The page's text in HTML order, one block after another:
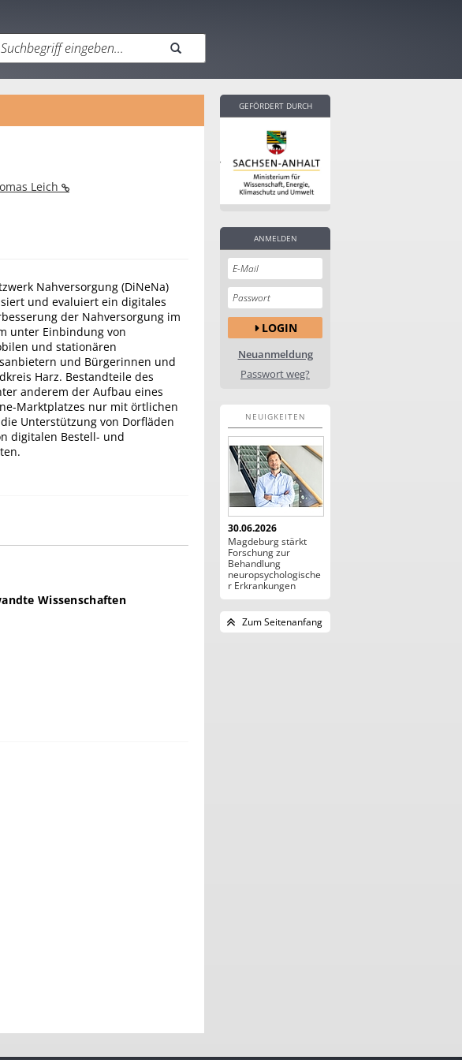
Leich
Nahversorgung (DiNeNa)
und evaluiert ein digitales
der Nahversorgung im
unter Einbindung von
und stationären
und Bürgerinnen und
Harz. Bestandteile des
anderem der Aufbau eines
Marktplatzes nur mit örtlichen
Unterstützung von Dorfläden
digitalen Bestell- und
Wissenschaften
GEFÖRDERT DURCH
ANMELDEN
LOGIN
Neuanmeldung
Passwort weg?
NEUIGKEITEN
30.06.2026
Magdeburg stärkt
Forschung zur
Behandlung
neuropsychologische
r Erkrankungen
Zum Seitenanfang